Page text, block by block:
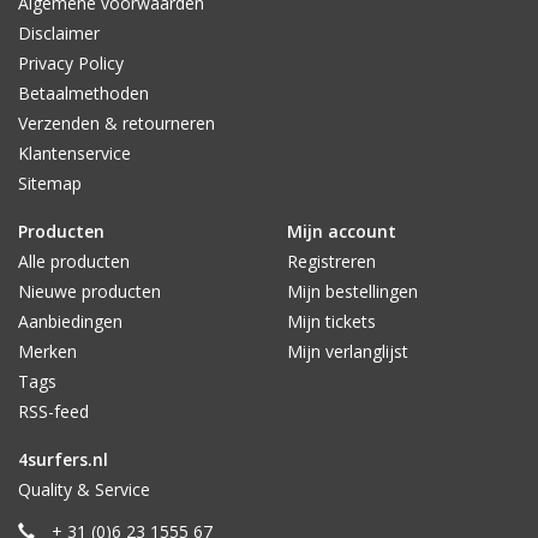
Disclaimer
Privacy Policy
Betaalmethoden
Verzenden & retourneren
Klantenservice
Sitemap
Producten
Alle producten
Nieuwe producten
Aanbiedingen
Merken
Tags
RSS-feed
Mijn account
Registreren
Mijn bestellingen
Mijn tickets
Mijn verlanglijst
4surfers.nl
Quality & Service
+ 31 (0)6 23 1555 67